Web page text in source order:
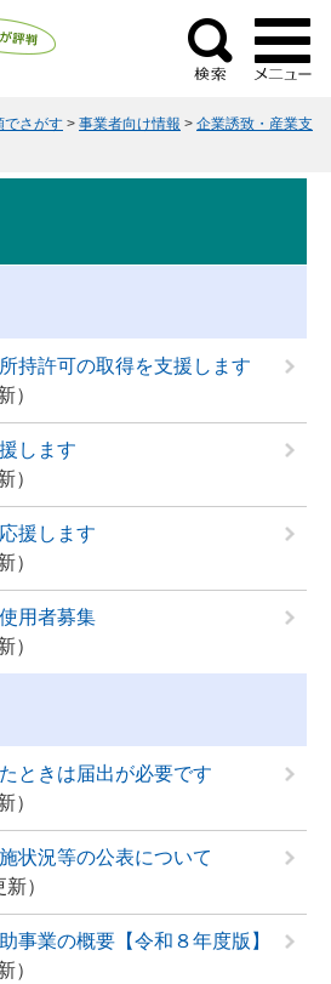
検
索
でさがす > 事業者向け情報 > 企業誘致・産業支
持許可の取得を支援します
します
援します
用者募集
ときは届出が必要です
状況等の公表について
新
事業の概要【令和８年度版】